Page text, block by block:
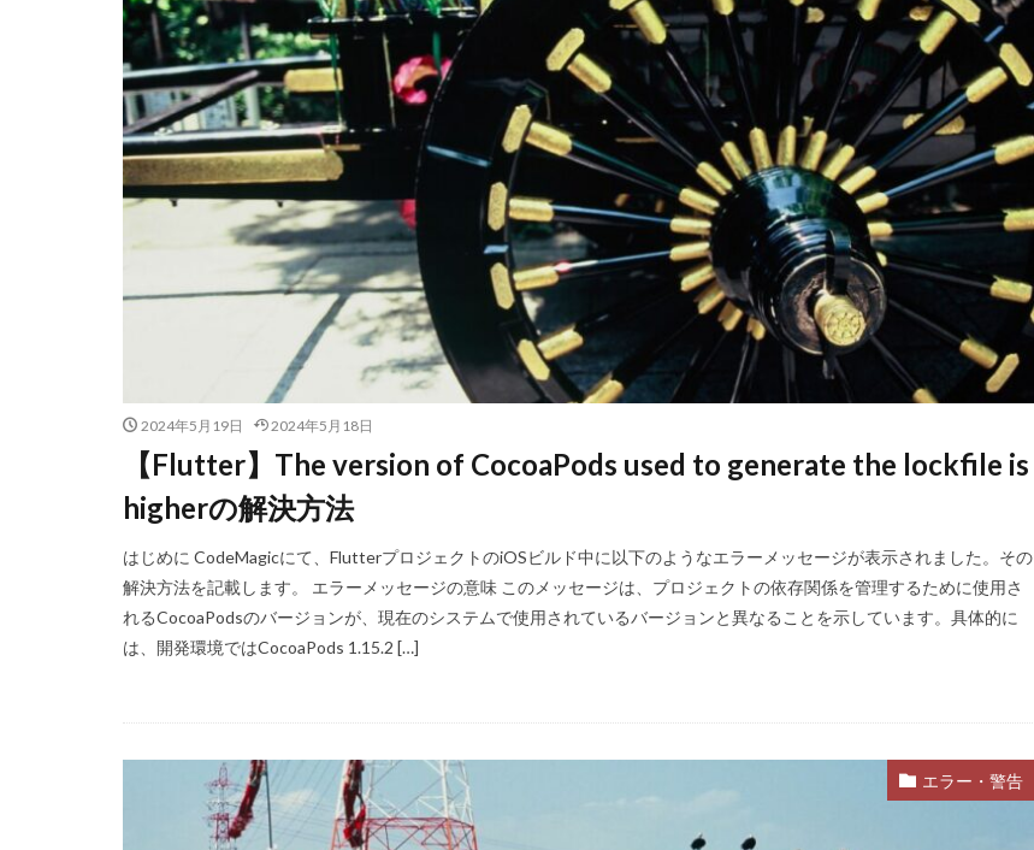
2024年5月19日 2024年5月18日
【Flutter】The version of CocoaPods used to generate the lockfile is
higherの解決方法
はじめに CodeMagicにて、FlutterプロジェクトのiOSビルド中に以下のようなエラーメッセージが表示されました。その
解決方法を記載します。 エラーメッセージの意味 このメッセージは、プロジェクトの依存関係を管理するために使用さ
れるCocoaPodsのバージョンが、現在のシステムで使用されているバージョンと異なることを示しています。具体的に
は、開発環境ではCocoaPods 1.15.2 […]
エラー・警告